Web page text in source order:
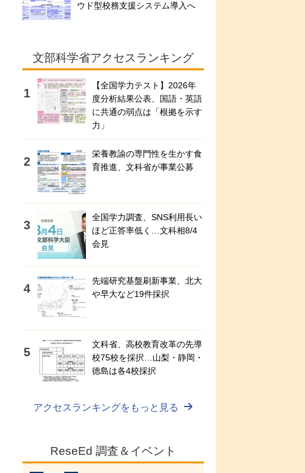
ウド型校務支援システム導入へ
文部科学省アクセスランキング
【全国学力テスト】2026年
度分析結果公表、国語・英語
に共通の弱点は「根拠を示す
力」
栄養教諭の専門性を生かす食
育推進、文科省が事業公募
全国学力調査、SNS利用長い
ほど正答率低く…文科相8/4
会見
先端研究基盤刷新事業、北大
や早大など19件採択
文科省、高校教育改革の先導
校75校を採択…山梨・静岡・
徳島は各4校採択
アクセスランキングをもっと見る
ReseEd 調査＆イベント